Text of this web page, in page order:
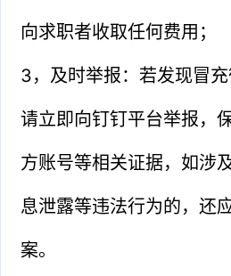
向求职者收取任何费用；
3，及时举报：若发现冒充
请立即向钉钉平台举报，
方账号等相关证据，如涉
息泄露等违法行为的，还
案。